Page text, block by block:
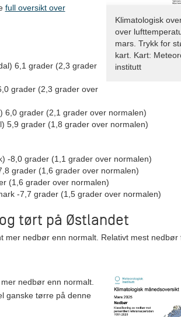
Klimatologisk
over
mars. Trykk for
kart. Kart:
institutt
full oversikt over
6,1 grader (2,3 grader
grader (2,3 grader over
6,0 grader (2,1 grader over normalen)
5,9 grader (1,8 grader over normalen)
-8,0 grader (1,1 grader over normalen)
grader (1,6 grader over normalen)
(1,6 grader over normalen)
-7,7 grader (1,5 grader over normalen)
tørt på Østlandet
mer nedbør enn normalt. Relativt mest nedbør
nedbør enn normalt.
ganske tørre på denne